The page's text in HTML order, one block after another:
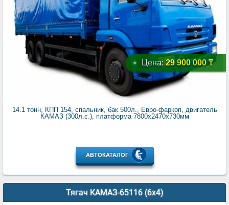
Цена: 29 900 000 ₸
14.1 тонн, КПП 154, спальник, бак 500л., Евро-фаркоп, двигатель
КАМАЗ (300л.с.), платформа 7800х2470х730мм
АВТОКАТАЛОГ
Тягач КАМАЗ-65116 (6x4)